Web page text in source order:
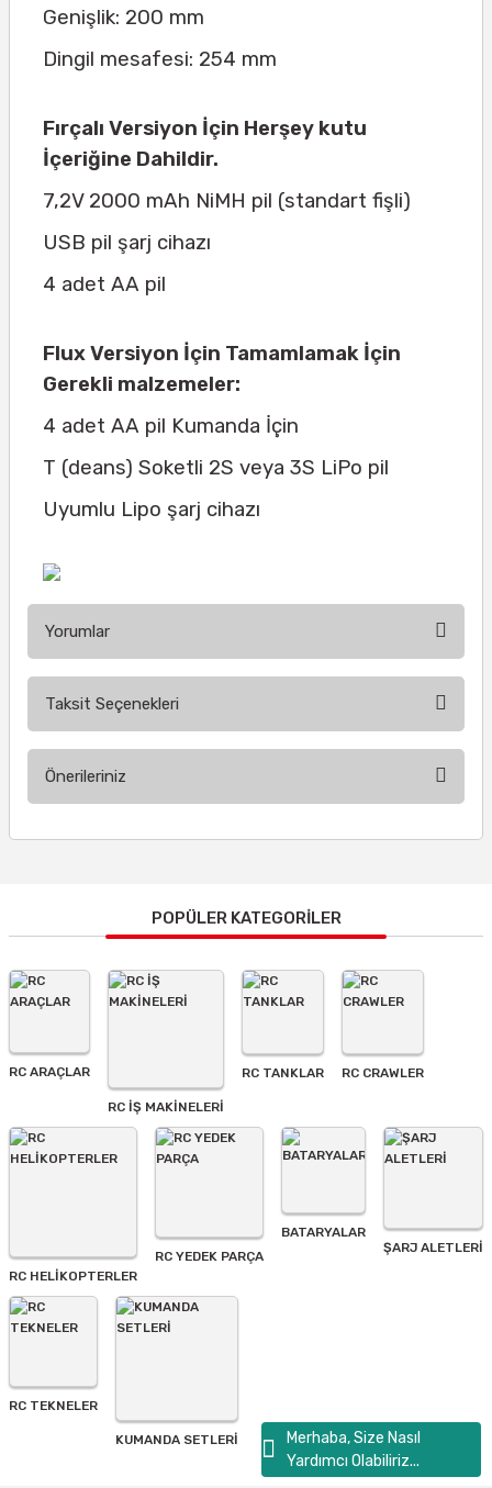
Merhaba, Size Nasıl
Yardımcı Olabiliriz...
Genişlik: 200 mm
Dingil mesafesi: 254 mm
Fırçalı Versiyon İçin Herşey kutu
İçeriğine Dahildir.
7,2V 2000 mAh NiMH pil (standart fişli)
USB pil şarj cihazı
4 adet AA pil
Flux Versiyon İçin Tamamlamak İçin
Gerekli malzemeler:
4 adet AA pil Kumanda İçin
T (deans) Soketli 2S veya 3S LiPo pil
Uyumlu Lipo şarj cihazı
Yorumlar
Yorum Yaz
Taksit Seçenekleri
Önerileriniz
Görüş ve önerileriniz için teşekkür ederiz.
Ürün resmi kalitesiz, bozuk veya görüntülenemiyor.
Ürün açıklamasında eksik bilgiler bulunuyor.
Bu ürüne benzer farklı alternatifler olmalı.
Gönder
POPÜLER KATEGORİLER
RC ARAÇLAR
RC İŞ MAKİNELERİ
RC TANKLAR RC CRAWLER
RC HELİKOPTERLER
RC YEDEK PARÇA
BATARYALAR
ŞARJ ALETLERI
RC TEKNELER
KUMANDA SETLERİ